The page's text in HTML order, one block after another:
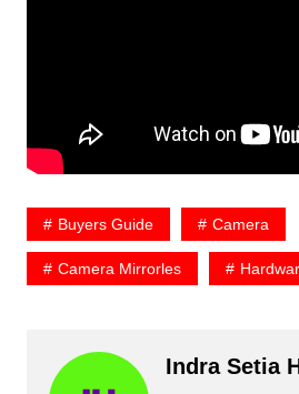
Buyers Guide Camera
Camera Mirrorles
Indra Setia